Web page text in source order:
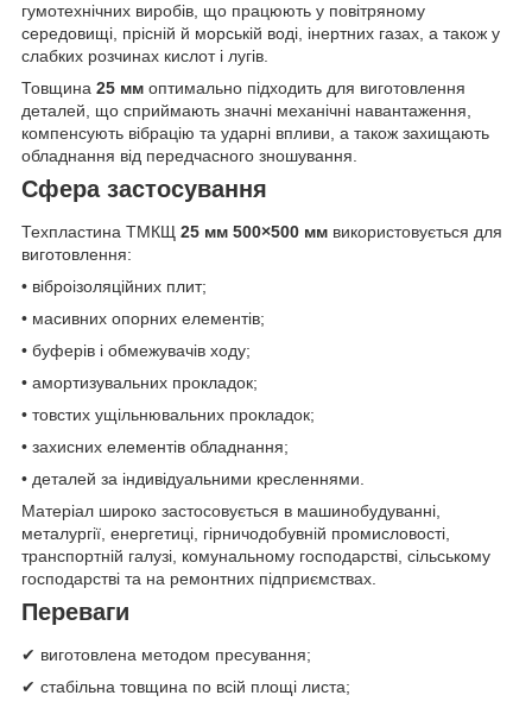
гумотехнічних виробів, що працюють у повітряному
середовищі, прісній й морській воді, інертних газах, а також у
слабких розчинах кислот і лугів.
Товщина 25 мм оптимально підходить для виготовлення
деталей, що сприймають значні механічні навантаження,
компенсують вібрацію та ударні впливи, а також захищають
обладнання від передчасного зношування.
Сфера застосування
Техпластина ТМКЩ 25 мм 500×500 мм використовується для
виготовлення:
• віброізоляційних плит;
• масивних опорних елементів;
• буферів і обмежувачів ходу;
• амортизувальних прокладок;
• товстих ущільнювальних прокладок;
• захисних елементів обладнання;
• деталей за індивідуальними кресленнями.
Матеріал широко застосовується в машинобудуванні,
металургії, енергетиці, гірничодобувній промисловості,
транспортній галузі, комунальному господарстві, сільському
господарстві та на ремонтних підприємствах.
Переваги
✔ виготовлена методом пресування;
✔ стабільна товщина по всій площі листа;